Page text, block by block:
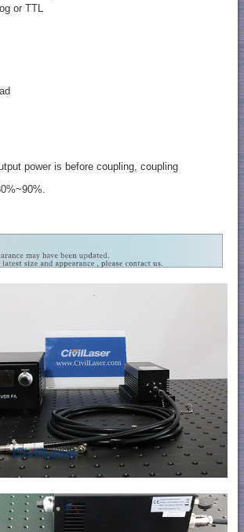
or TTL
power is before coupling, coupling